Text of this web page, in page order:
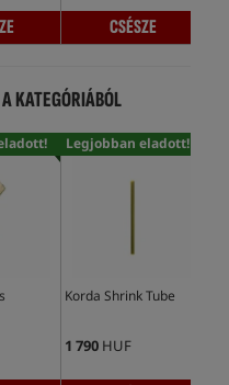
CSÉSZE
KATEGÓRIÁBÓL
Legjobban eladott!
Korda Shrink Tube
1 790 HUF